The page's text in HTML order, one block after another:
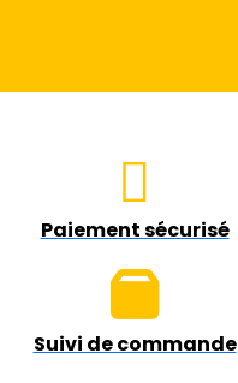
Paiement sécurisé
Suivi de commande